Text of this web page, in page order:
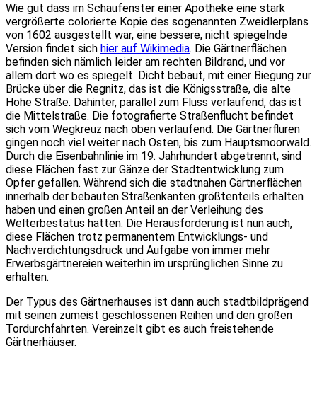
Wie gut dass im Schaufenster einer Apotheke eine stark
vergrößerte colorierte Kopie des sogenannten Zweidlerplans
von 1602 ausgestellt war, eine bessere, nicht spiegelnde
Version findet sich hier auf Wikimedia. Die Gärtnerflächen
befinden sich nämlich leider am rechten Bildrand, und vor
allem dort wo es spiegelt. Dicht bebaut, mit einer Biegung zur
Brücke über die Regnitz, das ist die Königsstraße, die alte
Hohe Straße. Dahinter, parallel zum Fluss verlaufend, das ist
die Mittelstraße. Die fotografierte Straßenflucht befindet
sich vom Wegkreuz nach oben verlaufend. Die Gärtnerfluren
gingen noch viel weiter nach Osten, bis zum Hauptsmoorwald.
Durch die Eisenbahnlinie im 19. Jahrhundert abgetrennt, sind
diese Flächen fast zur Gänze der Stadtentwicklung zum
Opfer gefallen. Während sich die stadtnahen Gärtnerflächen
innerhalb der bebauten Straßenkanten größtenteils erhalten
haben und einen großen Anteil an der Verleihung des
Welterbestatus hatten. Die Herausforderung ist nun auch,
diese Flächen trotz permanentem Entwicklungs- und
Nachverdichtungsdruck und Aufgabe von immer mehr
Erwerbsgärtnereien weiterhin im ursprünglichen Sinne zu
erhalten.
Der Typus des Gärtnerhauses ist dann auch stadtbildprägend
mit seinen zumeist geschlossenen Reihen und den großen
Tordurchfahrten. Vereinzelt gibt es auch freistehende
Gärtnerhäuser.